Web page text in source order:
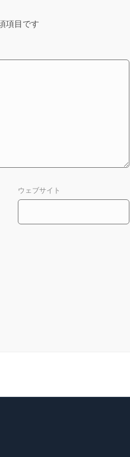
項目です
ウェブサイト